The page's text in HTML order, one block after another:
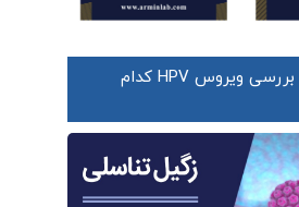
آزمایشات جهت بررسی ویروس HPV کدام